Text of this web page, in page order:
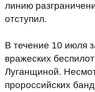
линию
отступил.
В течение 10 июля
вражеских
Луганщиной.
пророссийских